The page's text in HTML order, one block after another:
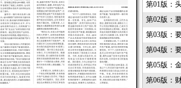
第01版：
第02版：
第03版：
第04版：
第05版：
第06版：